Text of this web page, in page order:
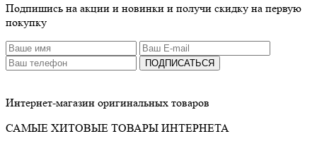
Подпишись на акции и новинки и получи скидку на первую
покупку
ПОДПИСАТЬСЯ
Интернет-магазин оригинальных товаров
САМЫЕ ХИТОВЫЕ ТОВАРЫ ИНТЕРНЕТА